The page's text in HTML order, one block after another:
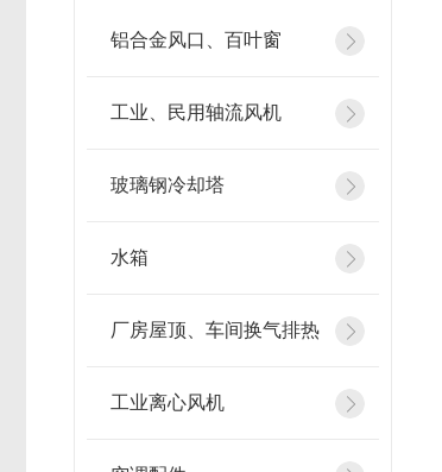
铝合金风口、百叶窗
工业、民用轴流风机
玻璃钢冷却塔
水箱
厂房屋顶、车间换气排热
工业离心风机